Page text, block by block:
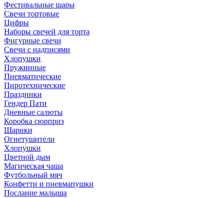
Фестивальные шары
Свечи тортовые
Цифры
Наборы свечей для торта
Фигурные свечи
Свечи с надписями
Хлопушки
Пружинные
Пневматические
Пиротехнические
Праздники
Гендер Пати
Дневные салюты
Коробка сюрприз
Шарики
Огнетушители
Хлопушки
Цветной дым
Магическая чаша
Футбольный мяч
Конфетти и пневмапушки
Послание малыша